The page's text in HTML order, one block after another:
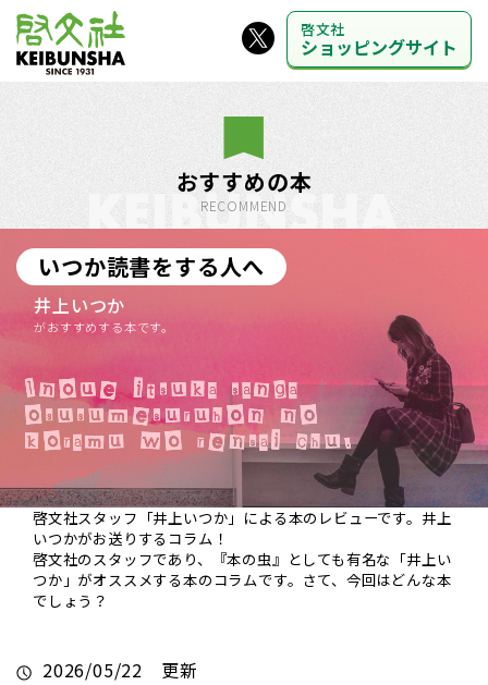
啓文社
ショッピングサイト
おすすめの本
RECOMMEND
いつか読書をする人へ
井上いつか
がおすすめする本です。
啓文社スタッフ「井上いつか」による本のレビューです。井上
いつかがお送りするコラム！
啓文社のスタッフであり、『本の虫』としても有名な「井上い
つか」がオススメする本のコラムです。さて、今回はどんな本
でしょう？
2026/05/22 更新